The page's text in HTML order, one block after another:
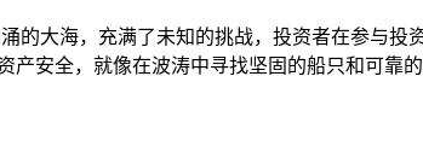
的大海，充满了未知的挑战，投资者在参与
安全，就像在波涛中寻找坚固的船只和可靠的